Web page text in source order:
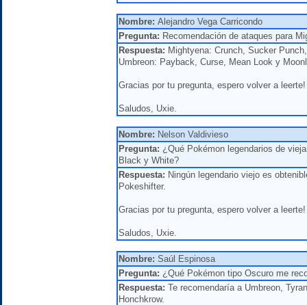
Nombre: Alejandro Vega Carricondo
Pregunta: Recomendación de ataques para
Respuesta: Mightyena: Crunch, Sucker
Umbreon: Payback, Curse, Mean Look y
Gracias por tu pregunta, espero volver a leerte!
Saludos, Uxie.
Nombre: Nelson Valdivieso
Pregunta: ¿Qué Pokémon legendarios de
Black y White?
Respuesta: Ningún legendario viejo es
Pokeshifter.
Gracias por tu pregunta, espero volver a leerte!
Saludos, Uxie.
Nombre: Saúl Espinosa
Pregunta: ¿Qué Pokémon tipo Oscuro me
Respuesta: Te recomendaría a Umbreon,
Honchkrow.